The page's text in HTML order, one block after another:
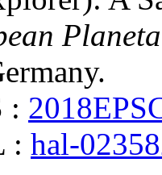
.
:
: hal-